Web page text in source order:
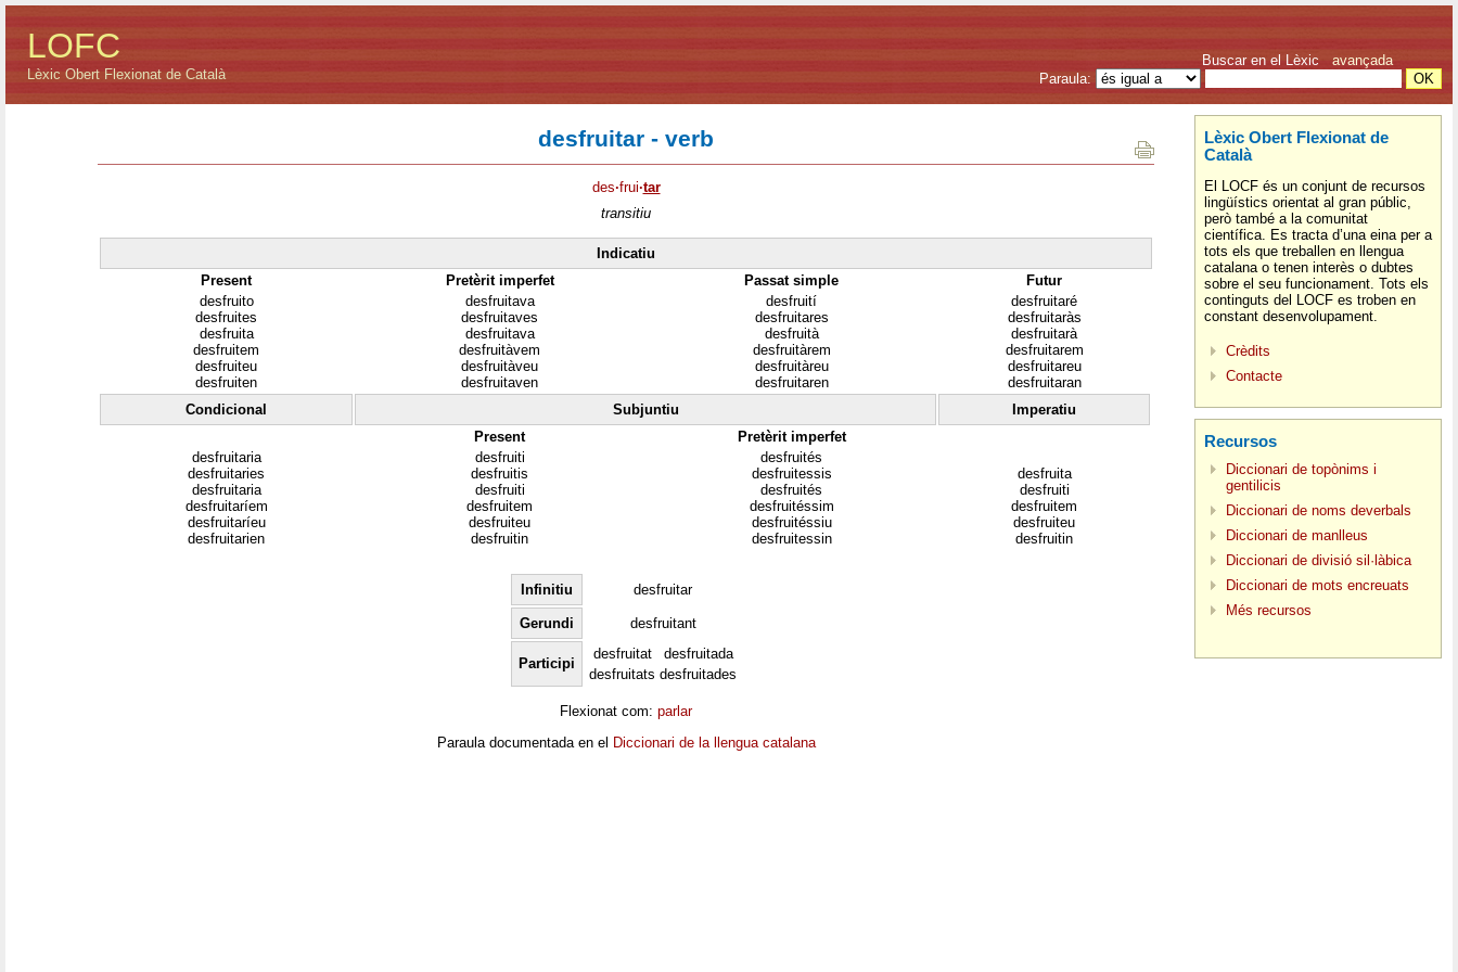
LOFC
Lèxic Obert Flexionat de Català
Buscar en el Lèxic avançada
Paraula:
desfruitar - verb
des·frui·tar
transitiu
Indicatiu
Present
Pretèrit imperfet Passat simple
Futur
desfruito
desfruites
desfruita
desfruitem
desfruiteu
desfruiten
desfruitava
desfruitaves
desfruitava
desfruitàvem
desfruitàveu
desfruitaven
desfruití
desfruitares
desfruità
desfruitàrem
desfruitàreu
desfruitaren
desfruitaré
desfruitaràs
desfruitarà
desfruitarem
desfruitareu
desfruitaran
Condicional
Subjuntiu
Imperatiu
Present
Pretèrit imperfet
desfruitaria
desfruitaries
desfruitaria
desfruitaríem
desfruitaríeu
desfruitarien
desfruiti
desfruitis
desfruiti
desfruitem
desfruiteu
desfruitin
desfruités
desfruitessis
desfruités
desfruitéssim
desfruitéssiu
desfruitessin
desfruita
desfruiti
desfruitem
desfruiteu
desfruitin
Infinitiu desfruitar
Gerundi desfruitant
Participi
desfruitat
desfruitada
desfruitats desfruitades
Flexionat com: parlar
Paraula documentada en el Diccionari de la llengua catalana
Lèxic Obert Flexionat de
Català
El LOCF és un conjunt de recursos
lingüístics orientat al gran públic,
però també a la comunitat
científica. Es tracta d’una eina per a
tots els que treballen en llengua
catalana o tenen interès o dubtes
sobre el seu funcionament. Tots els
continguts del LOCF es troben en
constant desenvolupament.
Crèdits
Contacte
Recursos
Diccionari de topònims i
gentilicis
Diccionari de noms deverbals
Diccionari de manlleus
Diccionari de divisió sil·làbica
Diccionari de mots encreuats
Més recursos